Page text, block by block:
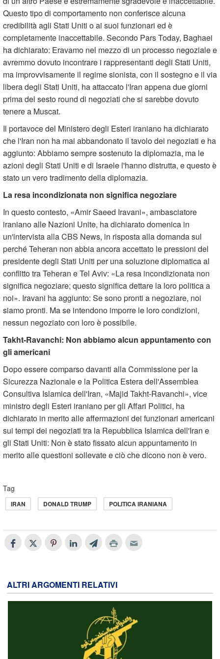
Questo tipo di comportamento non conferisce alcuna
credibilità agli Stati Uniti o ai suoi funzionari ed è
completamente inaccettabile. Secondo Pars Today, Baghaei
ha dichiarato: Eravamo nel mezzo di un processo negoziale e
avremmo dovuto incontrare i rappresentanti degli Stati Uniti,
ma improvvisamente il regime sionista, con il sostegno e il via
libera degli Stati Uniti, ha attaccato l'Iran appena due giorni
prima del sesto round di negoziati che si sarebbe dovuto
tenere a Muscat.
Il portavoce del Ministero degli Esteri iraniano ha dichiarato
che l'Iran non ha mai abbandonato il tavolo dei negoziati e ha
aggiunto: Abbiamo sempre sostenuto la diplomazia, ma le
azioni degli Stati Uniti e di Israele l'hanno distrutta, e questo è
stato un vero tradimento della diplomazia.
La resa incondizionata non significa negoziare
In questo contesto, »Amir Saeed Iravani«, ambasciatore
iraniano alle Nazioni Unite, ha dichiarato domenica in
un'intervista alla CBS News, in risposta alla domanda sul
perché Teheran non abbia ancora accettato le pressioni del
presidente degli Stati Uniti per una soluzione diplomatica al
conflitto tra Teheran e Tel Aviv: »La resa incondizionata non
significa negoziare; questo significa dettare la loro politica a
noi«. Iravani ha aggiunto: Se sono pronti a negoziare, noi
siamo pronti. Ma se intendono imporre le loro condizioni,
nessun negoziato con loro è possibile.
Takht-Ravanchi: Non abbiamo alcun appuntamento con
gli americani
Dopo essere comparso davanti alla Commissione per la
Sicurezza Nazionale e la Politica Estera dell'Assemblea
Consultiva Islamica dell'Iran, »Majid Takht-Ravanchi«, vice
ministro degli Esteri iraniano per gli Affari Politici, ha
dichiarato in merito alle affermazioni dei funzionari americani
sui tempi dei negoziati tra la Repubblica Islamica dell'Iran e
gli Stati Uniti: Non è stato fissato alcun appuntamento in
merito alle questioni sollevate e ciò che dicono non è vero.
Tag
IRAN DONALD TRUMP POLITICA IRANIANA
ALTRI ARGOMENTI RELATIVI